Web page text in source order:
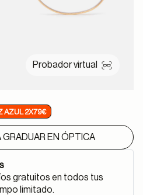
Probador virtual
AZUL 2X79€
GRADUAR EN ÓPTICA
gratuitos en todos tus
limitado.